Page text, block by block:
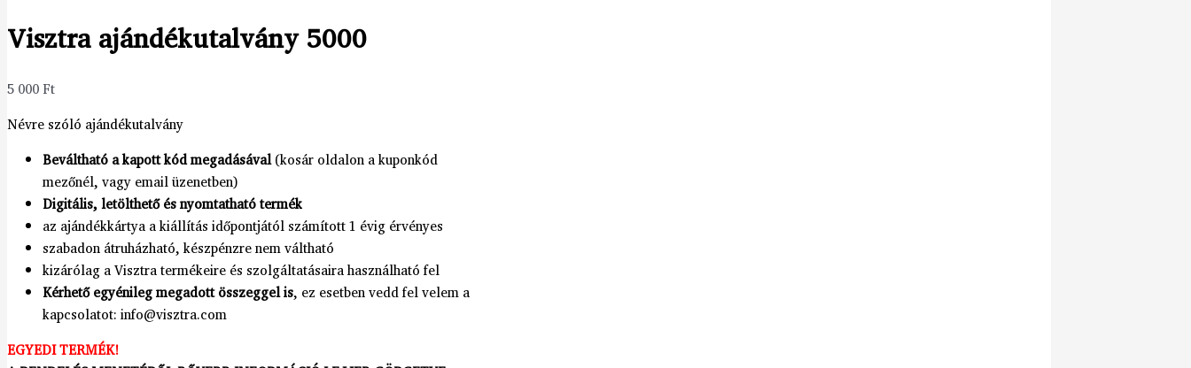
Visztra ajándékutalvány 5000
5 000Ft
Névre szóló ajándékutalvány
Beváltható a kapott kód megadásával(kosár oldalon a kuponkód
mezőnél, vagy email üzenetben)
Digitális, letölthető és nyomtatható termék
az ajándékkártya a kiállítás időpontjától számított 1 évig érvényes
szabadon átruházható, készpénzre nem váltható
kizárólag a Visztra termékeire és szolgáltatásaira használható fel
Kérhető egyénileg megadott összeggel is, ez esetben vedd fel velem a
kapcsolatot: info@visztra.com
EGYEDI TERMÉK!